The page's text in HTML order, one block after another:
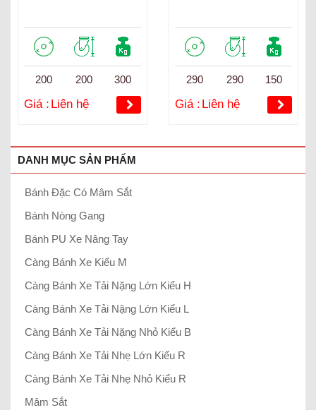
200 200 300
Giá : Liên hệ
290 290 150
Giá : Liên hệ
DANH MỤC SẢN PHẨM
Bánh Đặc Có Mâm Sắt
Bánh Nòng Gang
Bánh PU Xe Nâng Tay
Càng Bánh Xe Kiểu M
Càng Bánh Xe Tải Nặng Lớn Kiểu H
Càng Bánh Xe Tải Nặng Lớn Kiểu L
Càng Bánh Xe Tải Nặng Nhỏ Kiểu B
Càng Bánh Xe Tải Nhẹ Lớn Kiểu R
Càng Bánh Xe Tải Nhẹ Nhỏ Kiểu R
Mâm Sắt